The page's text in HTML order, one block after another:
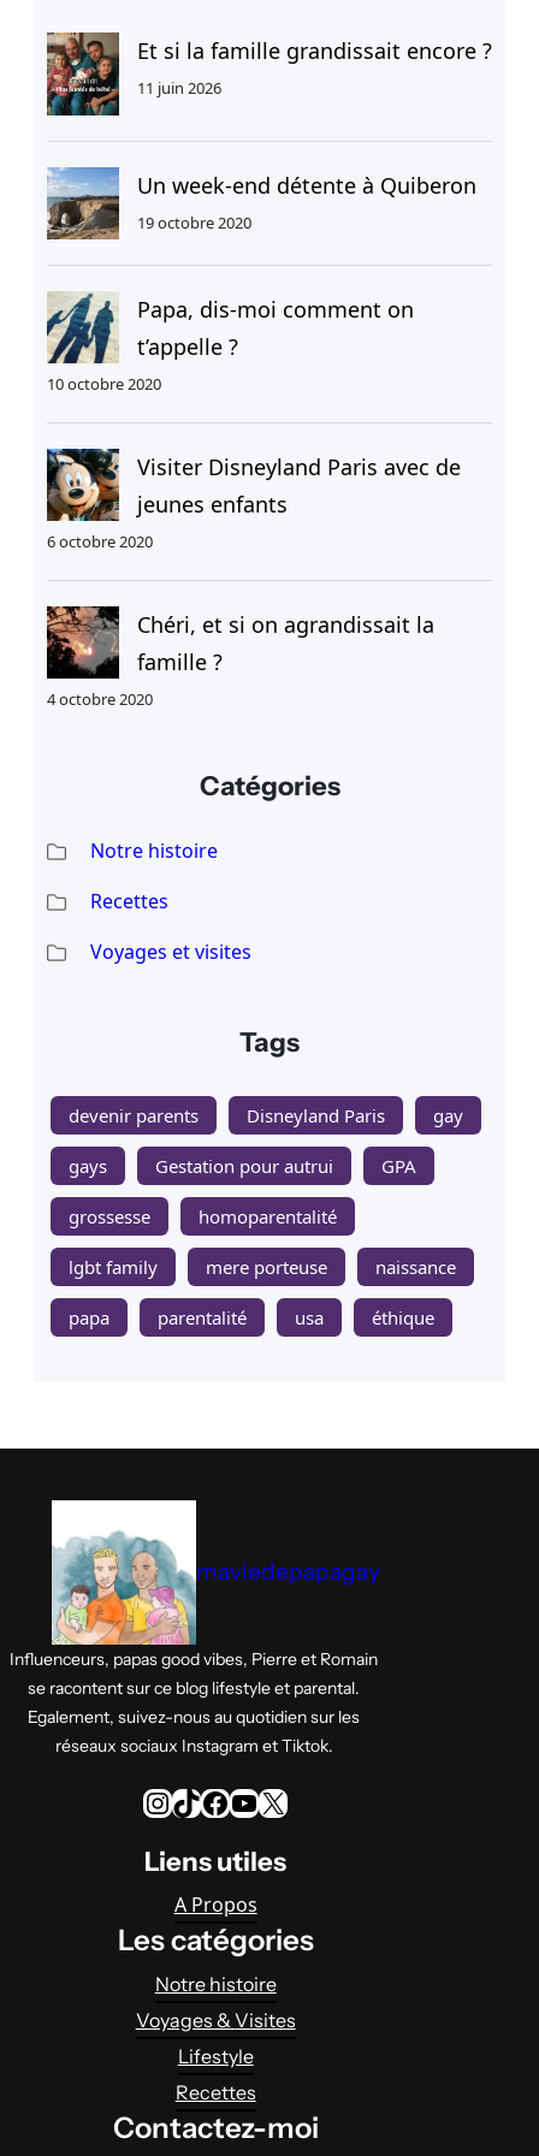
r
c
h
e
r
Et si la famille grandissait encore ?
11 juin 2026
Un week-end détente à Quiberon
19 octobre 2020
Papa, dis-moi comment on
t’appelle ?
10 octobre 2020
Visiter Disneyland Paris avec de
jeunes enfants
6 octobre 2020
Chéri, et si on agrandissait la
famille ?
4 octobre 2020
Catégories
Notre histoire
Recettes
Voyages et visites
Tags
devenir parents Disneyland Paris gay
gays Gestation pour autrui GPA
grossesse homoparentalité
lgbt family mere porteuse naissance
papa parentalité usa éthique
maviedepapagay
Influenceurs, papas good vibes, Pierre et Romain
se racontent sur ce blog lifestyle et parental.
Egalement, suivez-nous au quotidien sur les
réseaux sociaux Instagram et Tiktok.
InstagramTikTok Facebook YouTube X
Liens utiles
A Propos
Les catégories
Notre histoire
Voyages & Visites
Lifestyle
Recettes
Contactez-moi